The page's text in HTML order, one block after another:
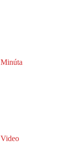
Minúta
Video